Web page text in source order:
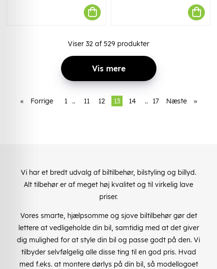
Viser 32 af 529 produkter
Vis mere
« Forrige 1 .. 11 12 13 14 .. 17 Næste »
Vi har et bredt udvalg af biltilbehør, bilstyling og billyd.
Alt tilbehør er af meget høj kvalitet og til virkelig lave
priser.
Vores smarte, hjælpsomme og sjove biltilbehør gør det
lettere at vedligeholde din bil, samtidig med at det giver
dig mulighed for at style din bil og passe godt på den. Vi
tilbyder selvfølgelig alle disse ting til en god pris. Hvad
med f.eks. at montere dørlys på din bil, så modellogoet